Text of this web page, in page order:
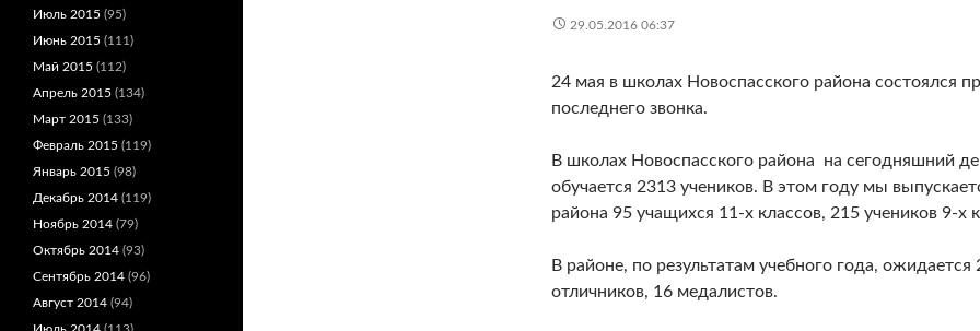
29.05.2016 06:37
24 мая в школах Новоспасского района состоялся
последнего звонка.
В школах Новоспасского района на сегодняшний
обучается 2313 учеников. В этом году мы
района 95 учащихся 11-х классов, 215 учеников 9-х
В районе, по результатам учебного года, ожидается
отличников, 16 медалистов.
Июль 2015 (95)
Июнь 2015 (111)
Май 2015 (112)
Апрель 2015 (134)
Март 2015 (133)
Февраль 2015 (119)
Январь 2015 (98)
Декабрь 2014 (119)
Ноябрь 2014 (79)
Октябрь 2014 (93)
Сентябрь 2014 (96)
Август 2014 (94)